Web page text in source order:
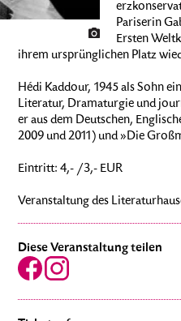
Pariserin
Ersten
ihrem ursprünglichen Platz
Hédi Kaddour, 1945 als Sohn
Literatur, Dramaturgie und
er aus dem Deutschen,
2009 und 2011) und »Die
Eintritt: 4,- /3,- EUR
Veranstaltung des
Diese Veranstaltung teilen